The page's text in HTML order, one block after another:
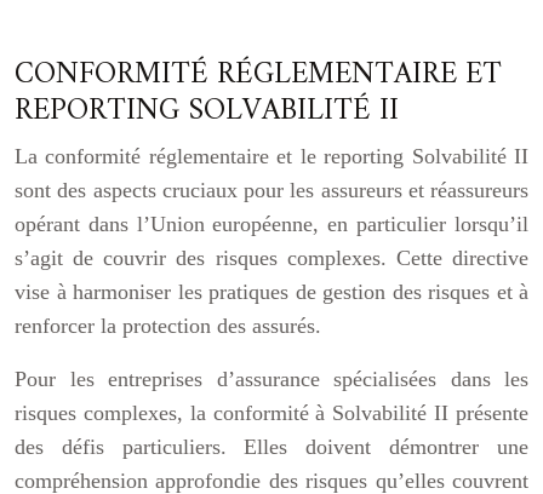
CONFORMITÉ RÉGLEMENTAIRE ET
REPORTING SOLVABILITÉ II
La conformité réglementaire et le reporting Solvabilité II
sont des aspects cruciaux pour les assureurs et réassureurs
opérant dans l’Union européenne, en particulier lorsqu’il
s’agit de couvrir des risques complexes. Cette directive
vise à harmoniser les pratiques de gestion des risques et à
renforcer la protection des assurés.
Pour les entreprises d’assurance spécialisées dans les
risques complexes, la conformité à Solvabilité II présente
des défis particuliers. Elles doivent démontrer une
compréhension approfondie des risques qu’elles couvrent